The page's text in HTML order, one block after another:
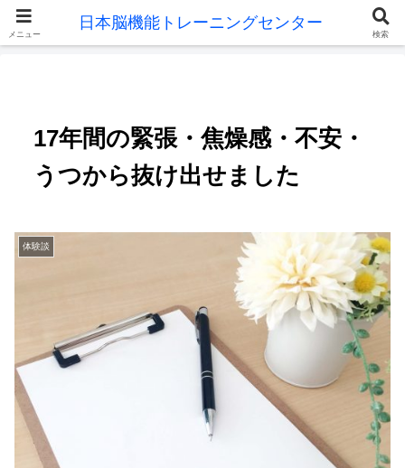
17年間の緊張・焦燥感・不安・
うつから抜け出せました
体験談
メニュー 検索